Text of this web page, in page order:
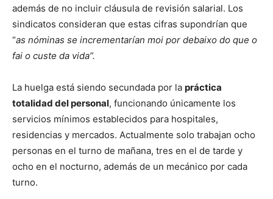
además de no incluir cláusula de revisión salarial. Los
sindicatos consideran que estas cifras supondrían que
“as nóminas se incrementarían moi por debaixo do que o
fai o custe da vida”.
La huelga está siendo secundada por la práctica
totalidad del personal, funcionando únicamente los
servicios mínimos establecidos para hospitales,
residencias y mercados. Actualmente solo trabajan ocho
personas en el turno de mañana, tres en el de tarde y
ocho en el nocturno, además de un mecánico por cada
turno.